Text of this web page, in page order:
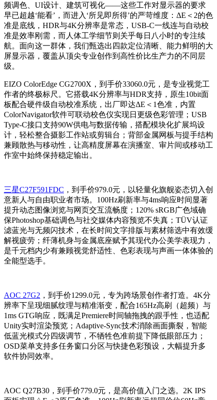
频调色、UI设计、建筑可视化——这些工作对显示器的要求
早已超越‘能看’，而进入‘所见即所得’的严苛维度：ΔE＜2的色
准是底线，HDR与4K分辨率是常态，USB-C一线连与自动校
准是效率刚需，而人体工学细节则关乎每日八小时的专注续
航。面向这一群体，我们甄选出四款定位清晰、能力鲜明的大
屏显示器，覆盖从顶尖专业创作到高性价比生产力的不同层
级。
EIZO ColorEdge CG2700X，到手价33060.0元，是专业视觉工
作者的终极标尺。它搭载4K分辨率与HDR支持，原生10bit面
板配合硬件级自动校准系统，出厂即达ΔE＜1色准，内置
ColorNavigator软件可联动校色仪实现日更级色彩管理；USB
Type-C接口支持90W供电与数据传输，搭配模块化扩展坞设
计，轻松整合摄影工作站或剪辑台；背部金属网板与提手结构
兼顾散热与移动性，让高精度屏幕在演播室、审片间或移动工
作室中始终保持稳定输出。
三星C27F591FDC ，到手价979.0元，以轻量化旗舰姿态切入创
意新人与自由职业者市场。100Hz刷新率与4ms响应时间显著
提升动态图像浏览与网页交互流畅度；120% sRGB广色域确
保Photoshop基础调色与社交媒体内容预览不失真；TÜV认证
滤蓝光与无频闪技术，在长时间文字排版与素材筛选中有效缓
解视疲劳；纤薄机身与金属底座赋予其现代办公美学表现力，
是千元档内少有兼顾视觉舒适性、色彩表现与声画一体体验的
全能型选手。
AOC 27G2 ，到手价1299.0元，专为跨场景创作者打造。4K分
辨率下呈现细腻纹理与精准渐变，配合165Hz高刷（超频）与
1ms GTG响应，既满足Premiere时间轴拖拽的跟手性，也适配
Unity实时渲染预览；Adaptive-Sync技术消除画面撕裂，智能
低蓝光模式分四级调节，不牺牲色准前提下降低眼部压力；
OSD菜单支持多任务窗口分区与快捷色彩预设，大幅提升多
软件协同效率。
AOC Q27B30，到手价779.0元，是高价值入门之选。2K IPS